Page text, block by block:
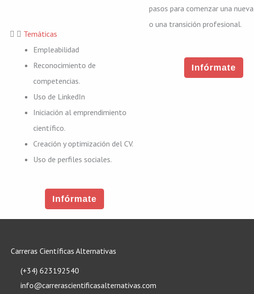
Temáticas
Empleabilidad
Reconocimiento de
competencias.
Uso de LinkedIn
Iniciación al emprendimiento
científico.
Creación y optimización del CV.
Uso de perfiles sociales.
Infórmate
pasos para comenzar una
o una transición profesional.
Infórmate
Carreras Científicas Alternativas
(+34) 623192540
info@carrerascientificasalternativas.com